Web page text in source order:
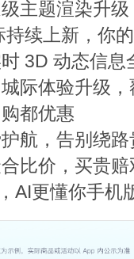
主题渲染升级
续上新，你
3D 动态信息
际体验升级
都优惠
航，告别绕
比价，买贵赔
AI更懂你手机